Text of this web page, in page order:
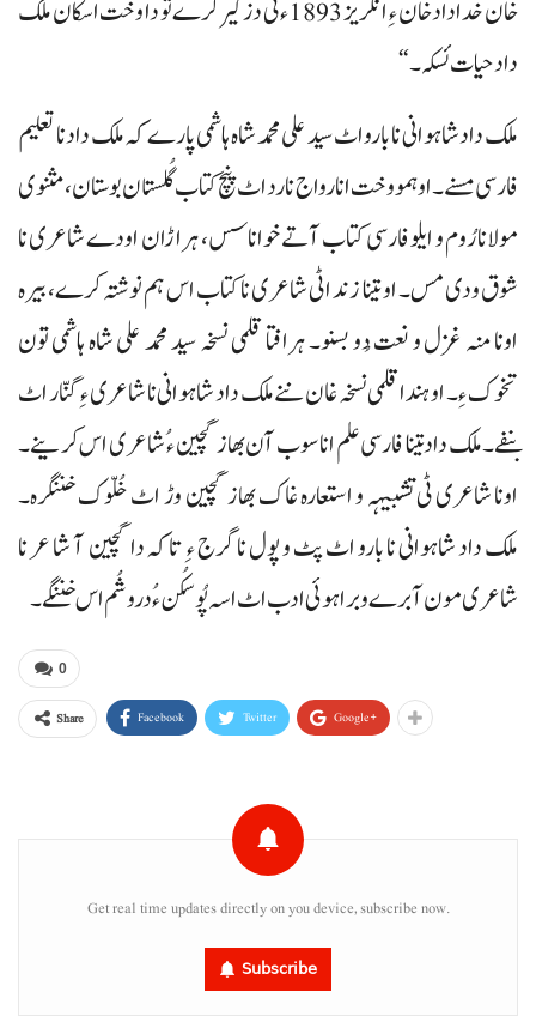
خان خداداد خان ء ِ انگریز 1893ء ٹی دزگیر کرے تو دا وخت اسکان ملک
داد حیات ئسکہ۔“
ملک داد شاہوانی نا بارو اٹ سید علی محمد شاہ ہاشمی پارے کہ ملک داد نا تعلیم
فارسی مسنے۔ او ہمو وخت انا رواج نا رد اٹ پنچ کتاب گُلستان بوستان، مثنوی
مولانا رُوم و ایلو فارسی کتاب آتے خواناسس، ہراڑان اودے شاعری نا
شوق ودی مس۔ او تینا زند اٹی شاعری نا کتاب اس ہم نوشتہ کرے، بیرہ
اونا منہ غزل و نعت دُو بسنو۔ ہرافتا قلمی نسخہ سید محمد علی شاہ ہاشمی تون
تخوک ء ِ۔ او ہندا قلمی نسخہ غان ننے ملک داد شاہوانی نا شاعری ء ِ گنّار اٹ
بنفے۔ ملک داد تینا فارسی علم انا سوب آن بھاز گچین ء ُ شاعری اس کرینے۔
اونا شاعری ٹی تشبیہہ و استعارہ غاک بھاز گچین وڑ اٹ خُلّوک خننگرہ۔
ملک داد شاہوانی نا بارو اٹ پٹ و پول نا گرج ء ِ تاکہ دا گچین آ شا عر نا
شاعری مون آ برے و براہوئی ادب اٹ اسہ پُوسکُن ء ُ دروشُم اس خننگے۔
0
Share Facebook Twitter Google+
Get real time updates directly on you device, subscribe now.
Subscribe